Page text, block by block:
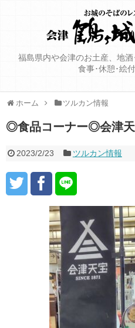
福島県内や会津のお土産、地
食事･休憩･絵
ホーム ツルカン情報
◎食品コーナー◎会津
2023/2/23 ツルカン情報